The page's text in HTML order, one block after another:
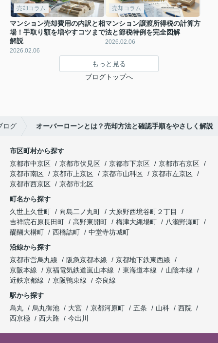
売却コラム
マンション売却費用の内訳と相
場！手取り額を増やすコツまで
解説
2026.02.06
売却コラム
マンション譲渡所得税の計算方
法と節税特例を完全図解
2026.02.06
もっと見る
ブログトップへ
ログ オーバーローンとは？売却方法と確認手順をやさしく解説
市区町村から探す
京都市中京区
京都市伏見区 京都市下京区
京都市右京区
京都市南区
京都市上京区 京都市山科区
京都市左京区
京都市西京区
京都市北区
町名から探す
久世上久世町
向島二ノ丸町
大原野西境谷町２丁目
吉祥院石原長田町
高野東開町 梅津大縄場町
八瀬野瀬町
醍醐大構町
西橋詰町
中堂寺坊城町
沿線から探す
京都市営烏丸線
阪急京都本線
京都地下鉄東西線
京阪本線
京福電気鉄道嵐山本線 東海道本線
山陰本線
近鉄京都線
京阪鴨東線
奈良線
駅から探す
烏丸
烏丸御池 大宮 京都河原町 五条 山科
西院
西京極
西大路 今出川